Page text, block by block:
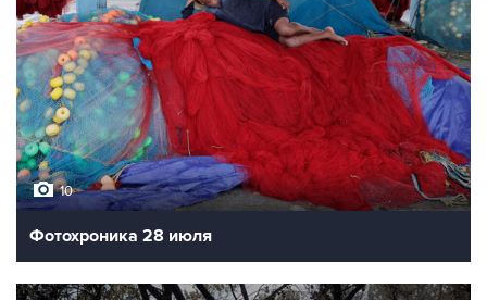
10
Фотохроника 28 июля